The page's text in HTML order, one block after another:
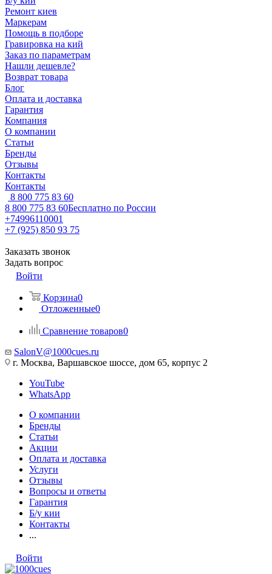
Ремонт киев
Маркерам
Помощь в подборе
Гравировка на кий
Заказ по параметрам
Нашли дешевле?
Возврат товара
Блог
Оплата и доставка
Гарантия
Компания
О компании
Статьи
Бренды
Отзывы
Контакты
Контакты
8 800 775 83 60
8 800 775 83 60Бесплатно по России
+74996110001
+7 (925) 850 93 75
Заказать звонок
Задать вопрос
Войти
Корзина0
Отложенные0
Сравнение товаров0
SalonV@1000cues.ru
г. Москва, Варшавское шоссе, дом 65, корпус 2
YouTube
WhatsApp
О компании
Бренды
Статьи
Акции
Оплата и доставка
Услуги
Отзывы
Вопросы и ответы
Гарантия
Б/у кии
Контакты
...
Войти